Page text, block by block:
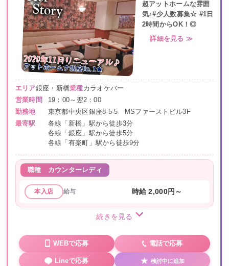
超アットホームな雰囲
気♪#少人数募集☆ #1日
2時間からOK！◎
詳細を見る ≫
エリア銀座・新橋業種カラオケバー
営業時間
19：00～翌2：00
勤務地
東京都中央区銀座8-5-5 MSファーストビル3F
最寄駅
各線「新橋」駅から徒歩3分
各線「銀座」駅から徒歩5分
各線「有楽町」駅から徒歩9分
職種 カウンターレディ
本入店 給与 時給 2,000円～
続きを見る
WEBで応募 電話で応募
Lineで応募 検討中に追加